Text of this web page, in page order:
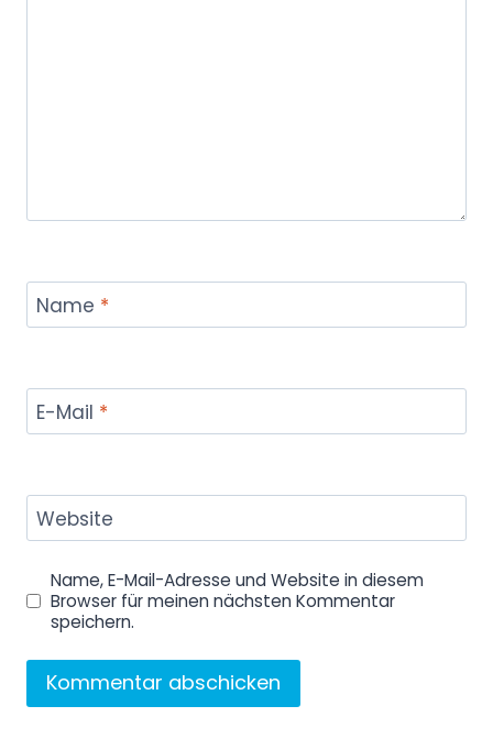
Name *
E-Mail *
Website
Name, E-Mail-Adresse und Website in diesem
Browser für meinen nächsten Kommentar
speichern.